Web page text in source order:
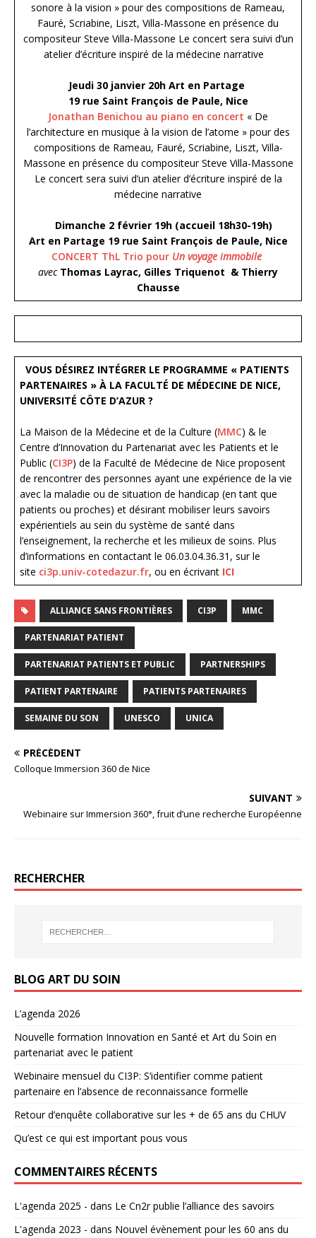
sonore à la vision » pour des compositions de Rameau,
Fauré, Scriabine, Liszt, Villa-Massone en présence du
compositeur Steve Villa-Massone Le concert sera suivi d’un
atelier d’écriture inspiré de la médecine narrative
Jeudi 30 janvier 20h Art en Partage
19 rue Saint François de Paule, Nice
Jonathan Benichou au piano en concert « De
l’architecture en musique à la vision de l’atome » pour des
compositions de Rameau, Fauré, Scriabine, Liszt, Villa-
Massone en présence du compositeur Steve Villa-Massone
Le concert sera suivi d’un atelier d’écriture inspiré de la
médecine narrative
Dimanche 2 février 19h (accueil 18h30-19h)
Art en Partage 19 rue Saint François de Paule, Nice
CONCERT ThL Trio pour Un voyage immobile
avec Thomas Layrac, Gilles Triquenot & Thierry
Chausse
VOUS DÉSIREZ INTÉGRER LE PROGRAMME « PATIENTS
PARTENAIRES » À LA FACULTÉ DE MÉDECINE DE NICE,
UNIVERSITÉ CÔTE D’AZUR ?
La Maison de la Médecine et de la Culture (MMC) & le
Centre d’Innovation du Partenariat avec les Patients et le
Public (CI3P) de la Faculté de Médecine de Nice proposent
de rencontrer des personnes ayant une expérience de la vie
avec la maladie ou de situation de handicap (en tant que
patients ou proches) et désirant mobiliser leurs savoirs
expérientiels au sein du système de santé dans
l’enseignement, la recherche et les milieux de soins. Plus
d’informations en contactant le 06.03.04.36.31, sur le
site ci3p.univ-cotedazur.fr, ou en écrivant ICI
ALLIANCE SANS FRONTIÈRES CI3P MMC
PARTENARIAT PATIENT
PARTENARIAT PATIENTS ET PUBLIC PARTNERSHIPS
PATIENT PARTENAIRE PATIENTS PARTENAIRES
SEMAINE DU SON UNESCO UNICA
PRÉCÉDENT
Colloque Immersion 360 de Nice
SUIVANT
Webinaire sur Immersion 360°, fruit d’une recherche Européenne
RECHERCHER
BLOG ART DU SOIN
L’agenda 2026
Nouvelle formation Innovation en Santé et Art du Soin en
partenariat avec le patient
Webinaire mensuel du CI3P: S’identifier comme patient
partenaire en l’absence de reconnaissance formelle
Retour d’enquête collaborative sur les + de 65 ans du CHUV
Qu’est ce qui est important pous vous
COMMENTAIRES RÉCENTS
L'agenda 2025 - dans Le Cn2r publie l’alliance des savoirs
L'agenda 2023 - dans Nouvel évènement pour les 60 ans du